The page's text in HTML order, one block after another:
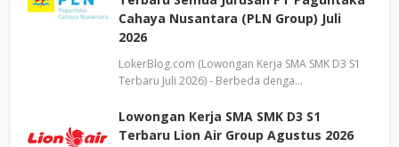
Cahaya Nusantara (PLN Group) Juli
2026
LokerBlog.com (Lowongan Kerja SMA SMK D3 S1
Terbaru Juli 2026) - Berbeda denga…
Lowongan Kerja SMA SMK D3 S1
Terbaru Lion Air Group Agustus 2026